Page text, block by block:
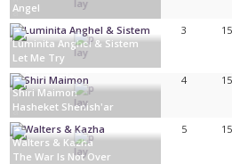
Malte
Angel
Roumanie
Luminita Anghel & Sistem
Let Me Try
3
Israël
Shiri Maimon
Hasheket Shenish'ar
4
Walters & Kazha
The War Is Not Over
5